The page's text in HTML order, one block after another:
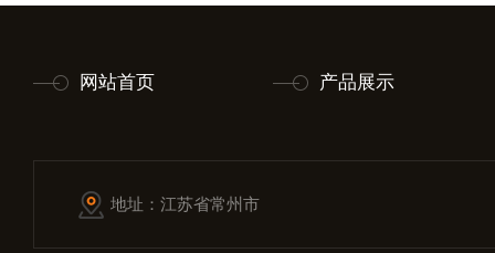
网站首页 产品展示
地址：江苏省常州市